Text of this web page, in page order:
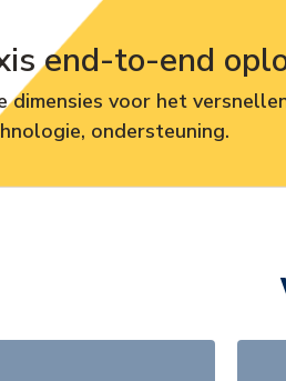
end-to-end
dimensies voor het
ondersteuning.